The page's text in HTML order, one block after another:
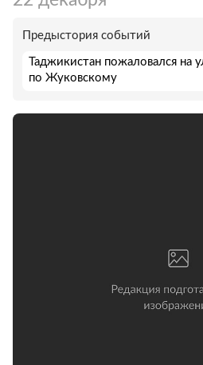
Предыстория событий
Таджикистан пожаловался на
по Жуковскому